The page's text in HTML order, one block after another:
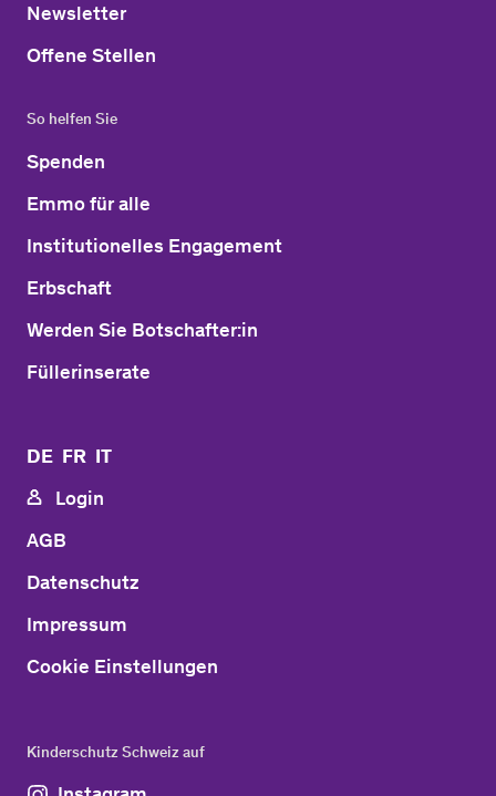
Newsletter
Offene Stellen
So helfen Sie
Spenden
Emmo für alle
Institutionelles Engagement
Erbschaft
Werden Sie Botschafter:in
Füllerinserate
DE FR IT
Login
AGB
Datenschutz
Impressum
Cookie Einstellungen
Kinderschutz Schweiz auf